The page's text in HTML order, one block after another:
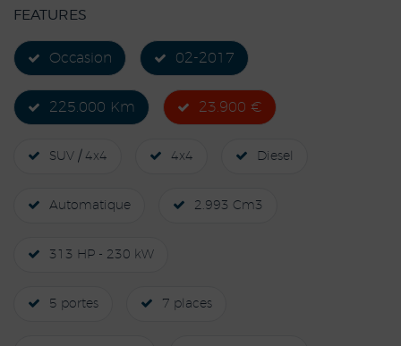
FEATURES
Occasion 02-2017
225.000 Km 23.900 €
SUV / 4x4 4x4 Diesel
Automatique 2.993 Cm3
313 HP - 230 kW
5 portes 7 places